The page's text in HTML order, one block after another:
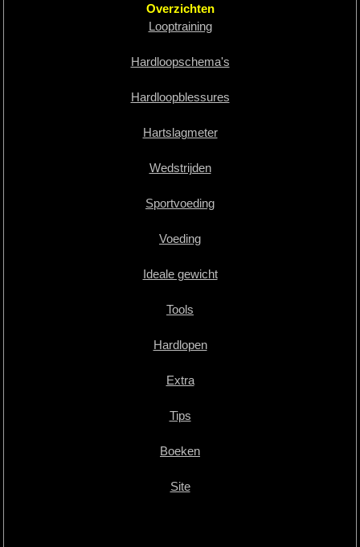
Overzichten
Looptraining
Hardloopschema's
Hardloopblessures
Hartslagmeter
Wedstrijden
Sportvoeding
Voeding
Ideale gewicht
Tools
Hardlopen
Extra
Tips
Boeken
Site